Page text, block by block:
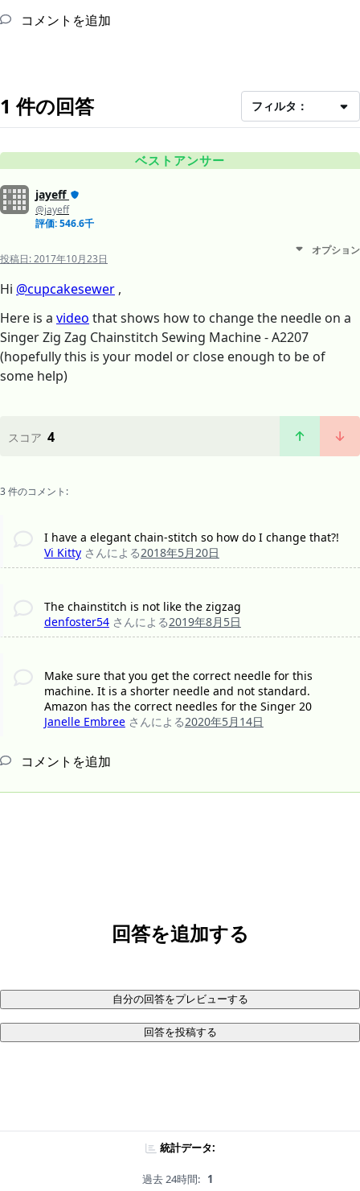
コメントを追加
1 件の回答 フィルタ：
ベストアンサー
jayeff
@jayeff
評価: 546.6千
投稿日:2017年10月23日
オプション
Hi @cupcakesewer ,
Here is a video that shows how to change the needle on a
Singer Zig Zag Chainstitch Sewing Machine - A2207
(hopefully this is your model or close enough to be of
some help)
スコア 4
3 件のコメント:
I have a elegant chain-stitch so how do I change that?!
Vi Kitty さんによる2018年5月20日
The chainstitch is not like the zigzag
denfoster54 さんによる2019年8月5日
Make sure that you get the correct needle for this
machine. It is a shorter needle and not standard.
Amazon has the correct needles for the Singer 20
Janelle Embree さんによる2020年5月14日
コメントを追加
回答を追加する
自分の回答をプレビューする
回答を投稿する
統計データ:
過去 24時間: 1